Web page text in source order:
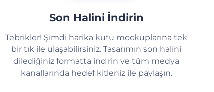
Son Halini İndirin
Tebrikler! Şimdi harika kutu mockuplarına tek
bir tık ile ulaşabilirsiniz. Tasarımın son halini
dilediğiniz formatta indirin ve tüm medya
kanallarında hedef kitleniz ile paylaşın.